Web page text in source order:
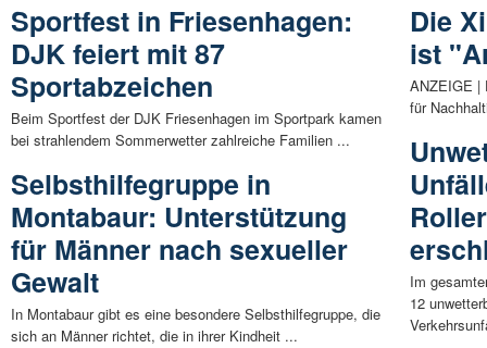
Sportfest in Friesenhagen:
DJK feiert mit 87
Sportabzeichen
Beim Sportfest der DJK Friesenhagen im Sportpark kamen
bei strahlendem Sommerwetter zahlreiche Familien ...
Selbsthilfegruppe in
Montabaur: Unterstützung
für Männer nach sexueller
Gewalt
In Montabaur gibt es eine besondere Selbsthilfegruppe, die
sich an Männer richtet, die in ihrer Kindheit ...
Die
ist
ANZEIGE |
für
Im
12